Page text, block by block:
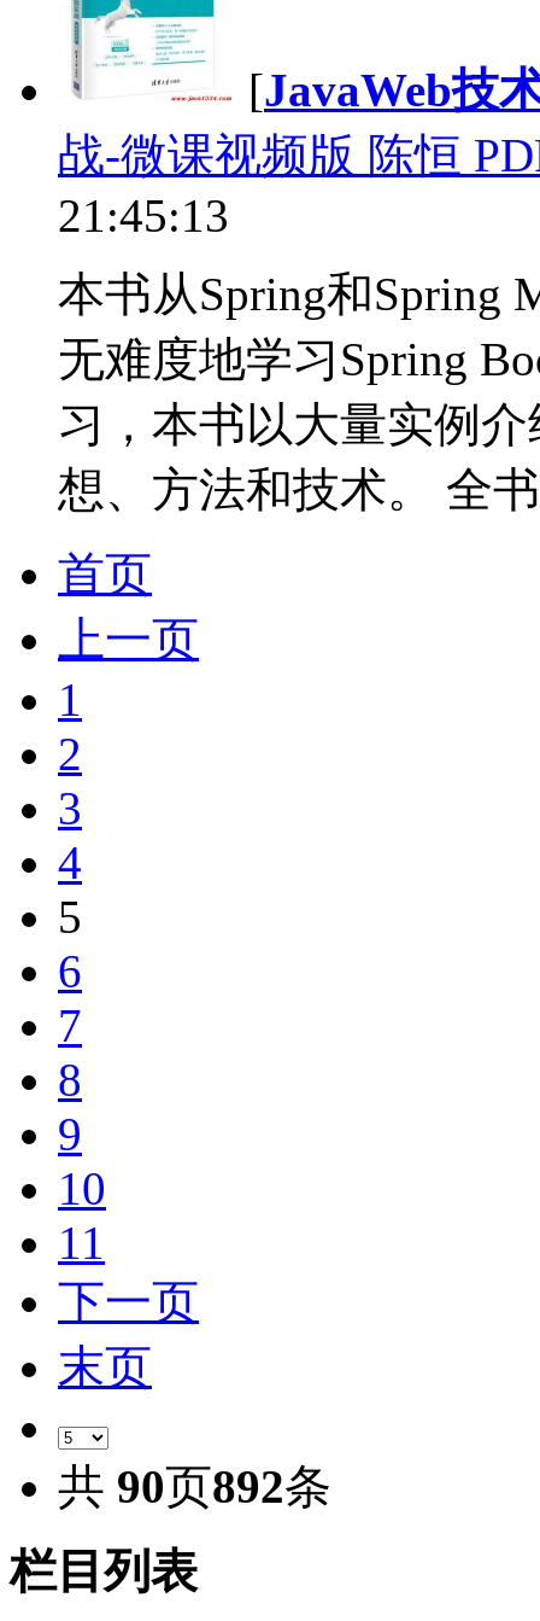
[JavaWeb技
战-微课视频版 陈恒
21:45:13
本书从Spring和Spring
无难度地学习Spring
习，本书以大量实例
想、方法和技术。 全
首页
上一页
1
2
3
4
5
6
7
8
9
10
11
下一页
末页
共 90页892条
栏目列表